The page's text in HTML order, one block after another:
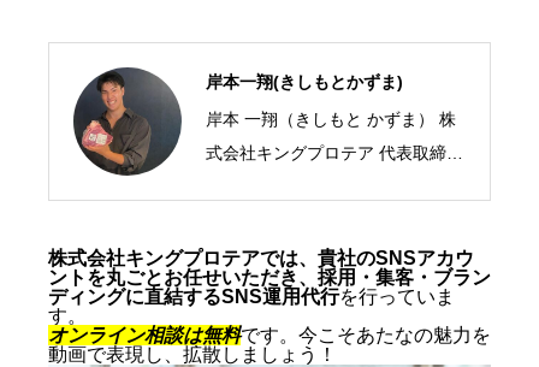
岸本一翔(きしもとかずま)
岸本 一翔（きしもと かずま） 株
式会社キングプロテア 代表取締役
市生まれ。10代からSNSマーケテ
ィングの最前線に立ち、ショート
動画を軸にした集客・ブランディ
ングを専門とする。SNS運用代行
株式会社キングプロテアでは、貴社のSNSアカウ
ントを丸ごとお任せいただき、採用・集客・ブラン
ディングに直結するSNS運用代行を行っていま
す。
オンライン相談は無料です。今こそあたなの魅力を
動画で表現し、拡散しましょう！